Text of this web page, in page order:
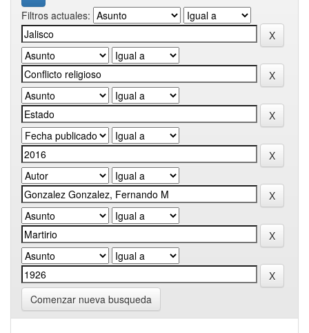
Filtros actuales:
Comenzar nueva busqueda